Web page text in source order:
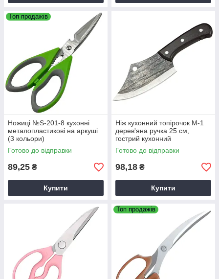
Топ продажів
Ножиці №S-201-8 кухонні
металопластикові на аркуші
(3 кольори)
Готово до відправки
89,25 ₴
Купити
Ніж кухонний топірочок М-1
дерев'яна ручка 25 см,
гострий кухонний
ніж,універсальний кухонний
топірочок
Готово до відправки
98,18 ₴
Купити
Топ продажів